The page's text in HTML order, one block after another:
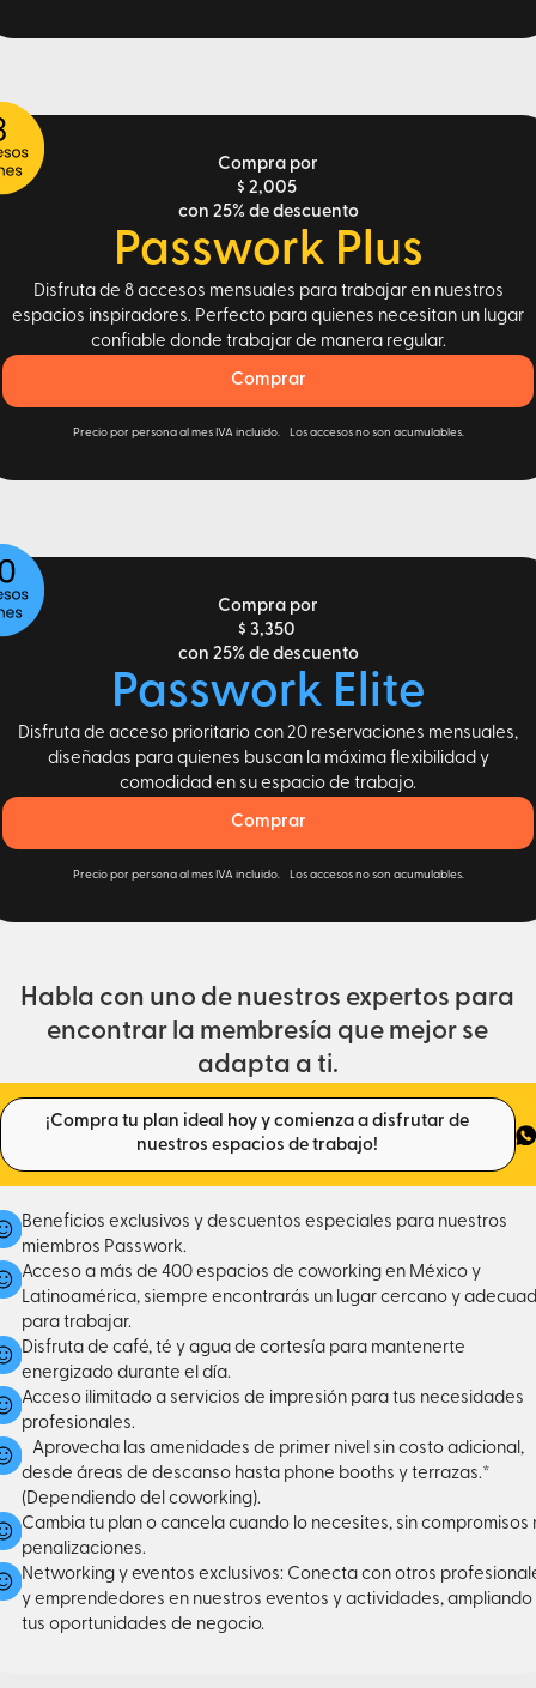
Compra por
$ 2,005
con 25% de descuento
Passwork Plus
Disfruta de 8 accesos mensuales para trabajar en nuestros
espacios inspiradores. Perfecto para quienes necesitan un lugar
confiable donde trabajar de manera regular.
Comprar
Precio por persona al mes IVA incluido. Los accesos no son acumulables.
Compra por
$ 3,350
con 25% de descuento
Passwork Elite
Disfruta de acceso prioritario con 20 reservaciones mensuales,
diseñadas para quienes buscan la máxima flexibilidad y
comodidad en su espacio de trabajo.
Comprar
Precio por persona al mes IVA incluido. Los accesos no son acumulables.
Habla con uno de nuestros expertos para
encontrar la membresía que mejor se
adapta a ti.
¡Compra tu plan ideal hoy y comienza a disfrutar de
nuestros espacios de trabajo!
Beneficios exclusivos y descuentos especiales para nuestros
miembros Passwork.
Acceso a más de 400 espacios de coworking en México y
Latinoamérica, siempre encontrarás un lugar cercano y
para trabajar.
Disfruta de café, té y agua de cortesía para mantenerte
energizado durante el día.
Acceso ilimitado a servicios de impresión para tus necesidades
profesionales.
Aprovecha las amenidades de primer nivel sin costo adicional,
desde áreas de descanso hasta phone booths y terrazas.*
(Dependiendo del coworking).
Cambia tu plan o cancela cuando lo necesites, sin compromisos
penalizaciones.
Networking y eventos exclusivos: Conecta con otros
y emprendedores en nuestros eventos y actividades, ampliando
tus oportunidades de negocio.